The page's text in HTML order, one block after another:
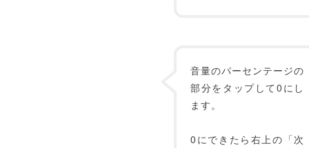
音量のパーセンテージの
部分をタップして0にし
ます。
0にできたら右上の「次